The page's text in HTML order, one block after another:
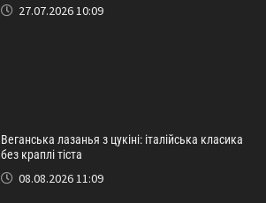
27.07.2026 10:09
Веганська лазанья з цукіні: італійська класика
без краплі тіста
08.08.2026 11:09